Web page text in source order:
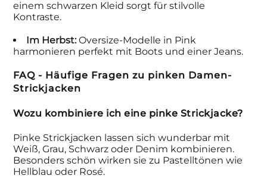
einem schwarzen Kleid sorgt für stilvolle
Kontraste.
Im Herbst:Oversize-Modelle in Pink
harmonieren perfekt mit Boots und einer Jeans.
FAQ - Häufige Fragen zu pinken Damen-
Strickjacken
Wozu kombiniere ich eine pinke Strickjacke?
Pinke Strickjacken lassen sich wunderbar mit
Weiß, Grau, Schwarz oder Denim kombinieren.
Besonders schön wirken sie zu Pastelltönen wie
Hellblau oder Rosé.